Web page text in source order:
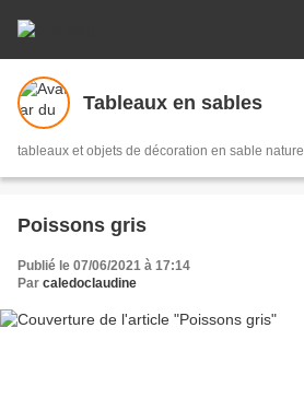
Tableaux en sables
Poissons gris
Publié le 07/06/2021 à 17:14
Par caledoclaudine